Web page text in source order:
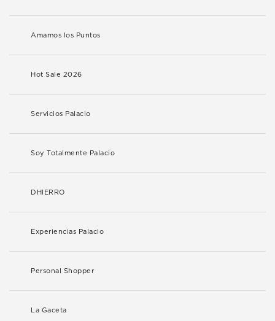
Amamos los Puntos
Hot Sale 2026
Servicios Palacio
Soy Totalmente Palacio
DHIERRO
Experiencias Palacio
Personal Shopper
La Gaceta